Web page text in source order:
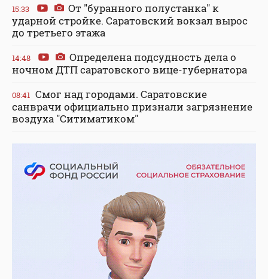
15:33
От "буранного полустанка" к
ударной стройке. Саратовский вокзал вырос
до третьего этажа
14:48
Определена подсудность дела о
ночном ДТП саратовского вице-губернатора
08:41 Смог над городами. Саратовские
санврачи официально признали загрязнение
воздуха "Ситиматиком"